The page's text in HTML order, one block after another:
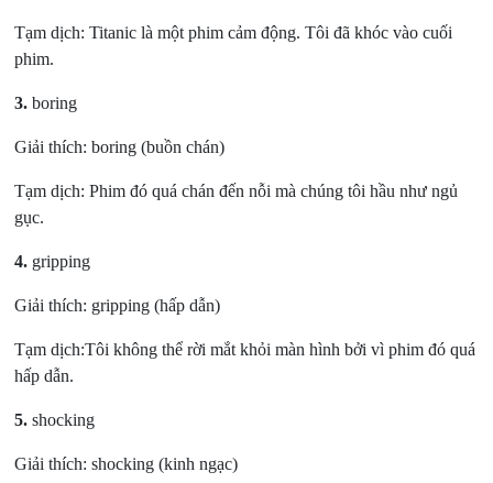
Tạm dịch: Titanic là một phim cảm động. Tôi đã khóc vào cuối
phim.
3. boring
Giải thích: boring (buồn chán)
Tạm dịch: Phim đó quá chán đến nỗi mà chúng tôi hầu như ngủ
gục.
4. gripping
Giải thích: gripping (hấp dẫn)
Tạm dịch:Tôi không thể rời mắt khỏi màn hình bởi vì phim đó quá
hấp dẫn.
5. shocking
Giải thích: shocking (kinh ngạc)